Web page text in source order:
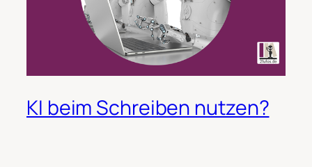
KI beim Schreiben nutzen?